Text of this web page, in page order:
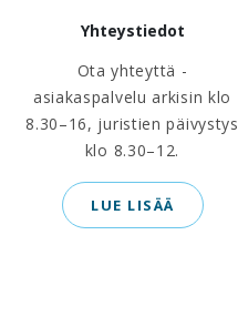
Yhteystiedot
Ota yhteyttä -
asiakaspalvelu arkisin klo
8.30–16, juristien päivystys
klo 8.30–12.
LUE LISÄÄ